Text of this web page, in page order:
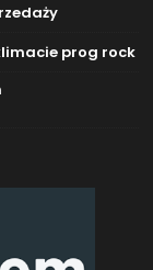
prog rock